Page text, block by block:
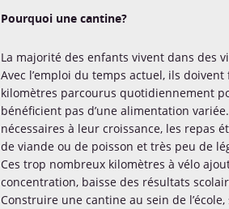
Pourquoi une cantine?
La majorité des enfants vivent dans des
Avec l’emploi du temps actuel, ils
kilomètres parcourus quotidiennement
bénéficient pas d’une alimentation
nécessaires à leur croissance, les repas
de viande ou de poisson et très peu de
Ces trop nombreux kilomètres à vélo
concentration, baisse des résultats
Construire une cantine au sein de